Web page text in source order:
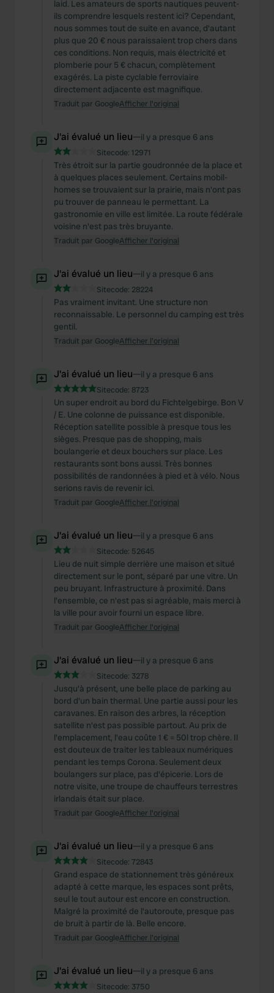
laid. Les amateurs de sports nautiques peuvent-
ils comprendre lesquels restent ici? Cependant,
nous sommes tout de suite en avance, d'autant
plus que 20 € nous paraissaient trop chers dans
ces conditions. Non requis, mais électricité et
plomberie pour 5 € chacun, complètement
exagérés. La piste cyclable ferroviaire
directement adjacente est magnifique.
Traduit par GoogleAfficher l'original
J'ai évalué un lieu—il y a presque 6 ans
Sitecode: 12971
Très étroit sur la partie goudronnée de la place et
à quelques places seulement. Certains mobil-
homes se trouvaient sur la prairie, mais n'ont pas
pu trouver de panneau le permettant. La
gastronomie en ville est limitée. La route fédérale
voisine n'est pas très bruyante.
Traduit par GoogleAfficher l'original
J'ai évalué un lieu—il y a presque 6 ans
Sitecode: 28224
Pas vraiment invitant. Une structure non
reconnaissable. Le personnel du camping est très
gentil.
Traduit par GoogleAfficher l'original
J'ai évalué un lieu—il y a presque 6 ans
Sitecode: 8723
Un super endroit au bord du Fichtelgebirge. Bon V
/ E. Une colonne de puissance est disponible.
Réception satellite possible à presque tous les
sièges. Presque pas de shopping, mais
boulangerie et deux bouchers sur place. Les
restaurants sont bons aussi. Très bonnes
possibilités de randonnées à pied et à vélo. Nous
serions ravis de revenir ici.
Traduit par GoogleAfficher l'original
J'ai évalué un lieu—il y a presque 6 ans
Sitecode: 52645
Lieu de nuit simple derrière une maison et situé
directement sur le pont, séparé par une vitre. Un
peu bruyant. Infrastructure à proximité. Dans
l'ensemble, ce n'est pas si agréable, mais merci à
la ville pour avoir fourni un espace libre.
Traduit par GoogleAfficher l'original
J'ai évalué un lieu—il y a presque 6 ans
Sitecode: 3278
Jusqu'à présent, une belle place de parking au
bord d'un bain thermal. Une partie aussi pour les
caravanes. En raison des arbres, la réception
satellite n'est pas possible partout. Au prix de
l'emplacement, l'eau coûte 1 € = 50l trop chère. Il
est douteux de traiter les tableaux numériques
pendant les temps Corona. Seulement deux
boulangers sur place, pas d'épicerie. Lors de
notre visite, une troupe de chauffeurs terrestres
irlandais était sur place.
Traduit par GoogleAfficher l'original
J'ai évalué un lieu—il y a presque 6 ans
Sitecode: 72843
Grand espace de stationnement très généreux
adapté à cette marque, les espaces sont prêts,
seul le tout autour est encore en construction.
Malgré la proximité de l'autoroute, presque pas
de bruit à partir de là. Belle encore.
Traduit par GoogleAfficher l'original
J'ai évalué un lieu—il y a presque 6 ans
Sitecode: 3750